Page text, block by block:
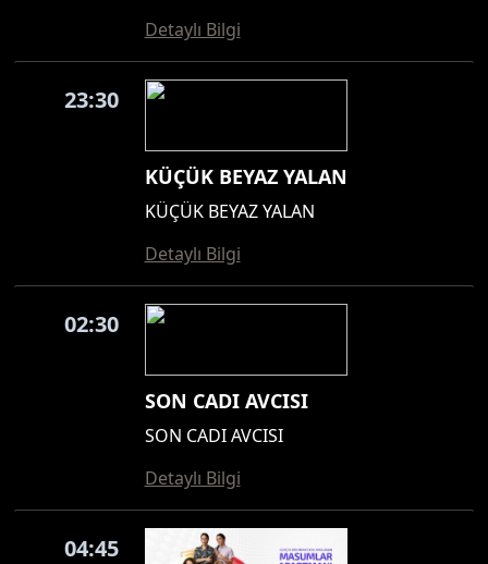
Detaylı Bilgi
23:30
KÜÇÜK BEYAZ YALAN
KÜÇÜK BEYAZ YALAN
Detaylı Bilgi
02:30
SON CADI AVCISI
SON CADI AVCISI
Detaylı Bilgi
04:45